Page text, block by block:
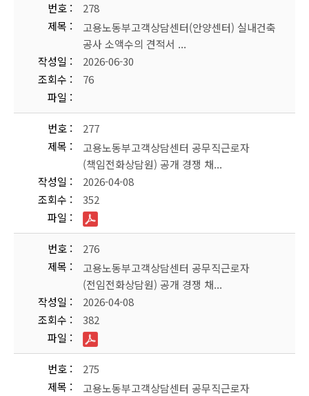
번호
278
제목
고용노동부고객상담센터(안양센터) 실내건축
공사 소액수의 견적서 ...
작성일
2026-06-30
조회수
76
파일
번호
277
제목
고용노동부고객상담센터 공무직근로자
(책임전화상담원) 공개 경쟁 채...
작성일
2026-04-08
조회수
352
파일
번호
276
제목
고용노동부고객상담센터 공무직근로자
(전임전화상담원) 공개 경쟁 채...
작성일
2026-04-08
조회수
382
파일
번호
275
제목
고용노동부고객상담센터 공무직근로자